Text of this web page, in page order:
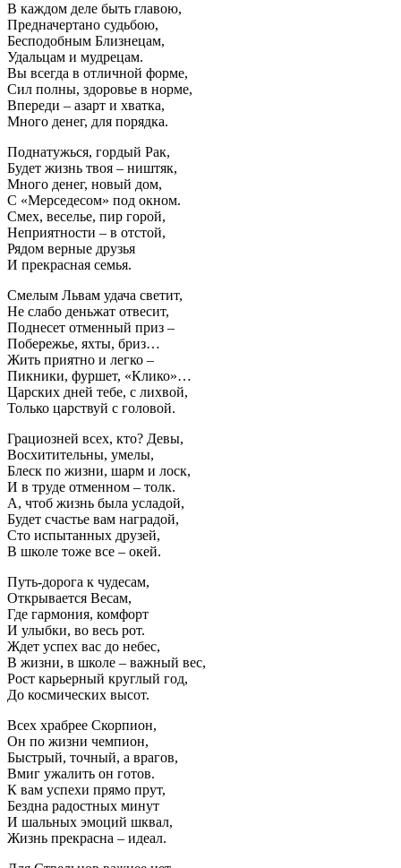
В каждом деле быть главою,
Предначертано судьбою,
Бесподобным Близнецам,
Удальцам и мудрецам.
Вы всегда в отличной форме,
Сил полны, здоровье в норме,
Впереди – азарт и хватка,
Много денег, для порядка.
Поднатужься, гордый Рак,
Будет жизнь твоя – ништяк,
Много денег, новый дом,
С «Мерседесом» под окном.
Смех, веселье, пир горой,
Неприятности – в отстой,
Рядом верные друзья
И прекрасная семья.
Смелым Львам удача светит,
Не слабо деньжат отвесит,
Поднесет отменный приз –
Побережье, яхты, бриз…
Жить приятно и легко –
Пикники, фуршет, «Клико»…
Царских дней тебе, с лихвой,
Только царствуй с головой.
Грациозней всех, кто? Девы,
Восхитительны, умелы,
Блеск по жизни, шарм и лоск,
И в труде отменном – толк.
А, чтоб жизнь была усладой,
Будет счастье вам наградой,
Сто испытанных друзей,
В школе тоже все – окей.
Путь-дорога к чудесам,
Открывается Весам,
Где гармония, комфорт
И улыбки, во весь рот.
Ждет успех вас до небес,
В жизни, в школе – важный вес,
Рост карьерный круглый год,
До космических высот.
Всех храбрее Скорпион,
Он по жизни чемпион,
Быстрый, точный, а врагов,
Вмиг ужалить он готов.
К вам успехи прямо прут,
Бездна радостных минут
И шальных эмоций шквал,
Жизнь прекрасна – идеал.